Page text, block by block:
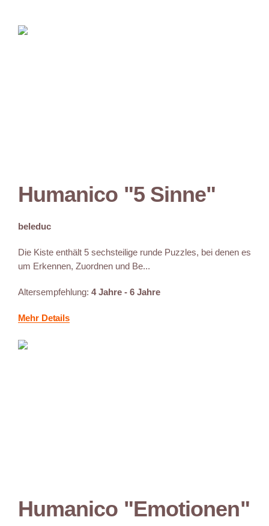
Humanico "5 Sinne"
beleduc
Die Kiste enthält 5 sechsteilige runde Puzzles, bei denen es
um Erkennen, Zuordnen und Be...
Altersempfehlung: 4 Jahre - 6 Jahre
Mehr Details
Humanico "Emotionen"